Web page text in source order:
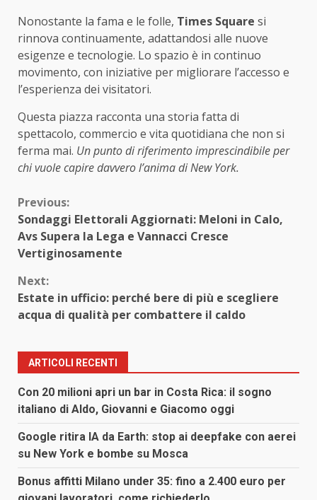
Nonostante la fama e le folle, Times Square si
rinnova continuamente, adattandosi alle nuove
esigenze e tecnologie. Lo spazio è in continuo
movimento, con iniziative per migliorare l’accesso e
l’esperienza dei visitatori.
Questa piazza racconta una storia fatta di
spettacolo, commercio e vita quotidiana che non si
ferma mai. Un punto di riferimento imprescindibile per
chi vuole capire davvero l’anima di New York.
Continue
Reading
Previous:
Sondaggi Elettorali Aggiornati: Meloni in Calo,
Avs Supera la Lega e Vannacci Cresce
Vertiginosamente
Next:
Estate in ufficio: perché bere di più e scegliere
acqua di qualità per combattere il caldo
ARTICOLI RECENTI
Con 20 milioni apri un bar in Costa Rica: il sogno
italiano di Aldo, Giovanni e Giacomo oggi
Google ritira IA da Earth: stop ai deepfake con aerei
su New York e bombe su Mosca
Bonus affitti Milano under 35: fino a 2.400 euro per